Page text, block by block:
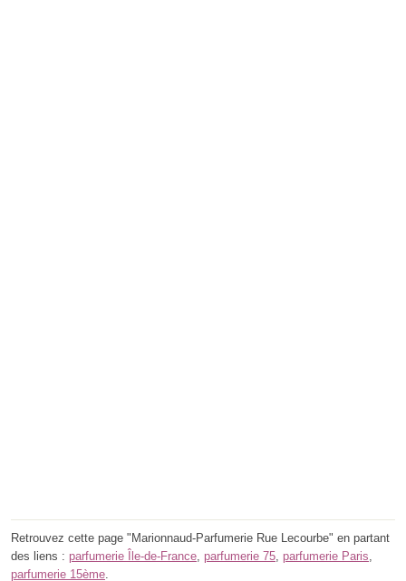
Retrouvez cette page "Marionnaud-Parfumerie Rue Lecourbe" en partant
des liens : parfumerie Île-de-France, parfumerie 75, parfumerie Paris,
parfumerie 15ème.